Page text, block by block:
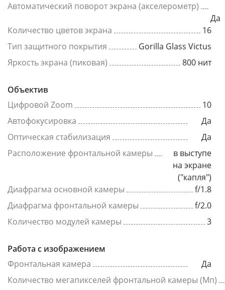
Автоматический поворот экрана (акселерометр)
Да
Количество цветов экрана
16
Тип защитного покрытия
Gorilla Glass Victus
Яркость экрана (пиковая)
800 нит
Объектив
Цифровой Zoom
10
Автофокусировка
Да
Оптическая стабилизация
Да
Расположение фронтальной камеры
в выступе
на экране
("капля")
Диафрагма основной камеры
f/1.8
Диафрагма фронтальной камеры
f/2.0
Количество модулей камеры
3
Работа с изображением
Фронтальная камера
Да
Количество мегапикселей фронтальной камеры (Мп)